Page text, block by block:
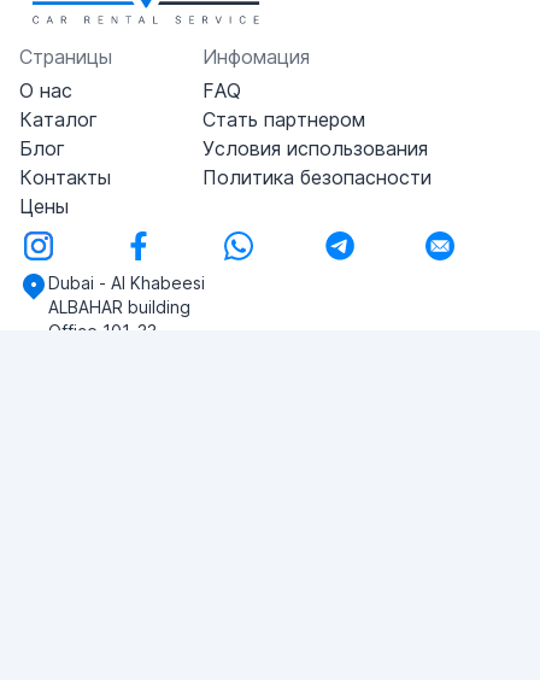
Страницы
О нас
Каталог
Блог
Контакты
Цены
Инфомация
FAQ
Стать партнером
Условия использования
Политика безопасности
Dubai - Al Khabeesi
ALBAHAR building
Office 101-33